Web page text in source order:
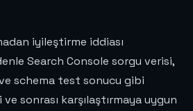
iyileştirme iddiası
Search Console sorgu verisi,
schema test sonucu gibi
sonrası karşılaştırmaya uygun